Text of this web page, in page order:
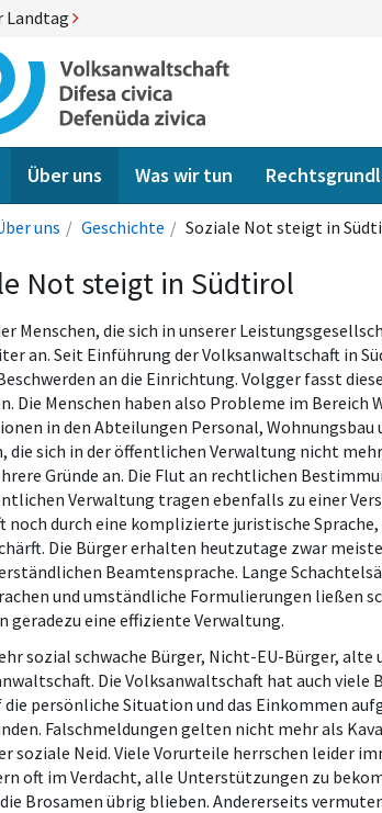
Landtag
Über uns Was wir tun
uns Geschichte Soziale Not steigt in
Not steigt in Südtirol
Menschen, die sich in unserer
an. Seit Einführung der Volksanwaltschaft in
an die Einrichtung. Volgger fasst
Die Menschen haben also Probleme im
in den Abteilungen Personal, Wohnungsbau
die sich in der öffentlichen Verwaltung nicht
Gründe an. Die Flut an rechtlichen
Verwaltung tragen ebenfalls zu einer
noch durch eine komplizierte juristische
Die Bürger erhalten heutzutage zwar
Beamtensprache. Lange
und umständliche Formulierungen ließen
geradezu eine effiziente Verwaltung.
sozial schwache Bürger, Nicht-EU-Bürger, alte
Die Volksanwaltschaft hat auch viele
die persönliche Situation und das Einkommen
Falschmeldungen gelten nicht mehr als
soziale Neid. Viele Vorurteile herrschen leider
oft im Verdacht, alle Unterstützungen zu
Brosamen übrig blieben. Andererseits